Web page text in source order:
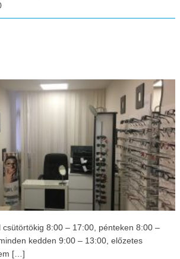
8:00 – 17:00, pénteken 8:00 –
kedden 9:00 – 13:00, előzetes
[…]